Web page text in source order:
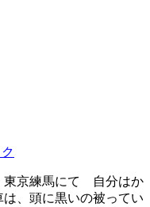
東京練馬にて 自分はか
、頭に黒いの被ってい